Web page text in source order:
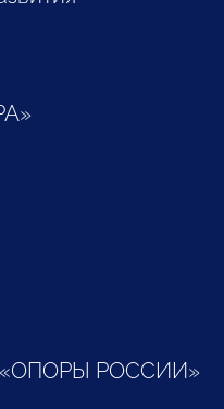
«ОПОРЫ РОССИИ»